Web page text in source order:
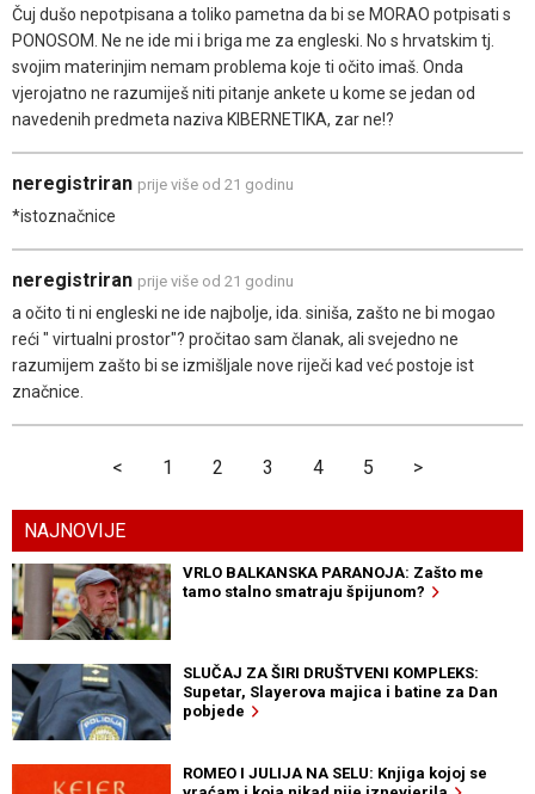
Čuj dušo nepotpisana a toliko pametna da bi se MORAO potpisati s
PONOSOM. Ne ne ide mi i briga me za engleski. No s hrvatskim tj.
svojim materinjim nemam problema koje ti očito imaš. Onda
vjerojatno ne razumiješ niti pitanje ankete u kome se jedan od
navedenih predmeta naziva KIBERNETIKA, zar ne!?
neregistriran prije više od 21 godinu
*istoznačnice
neregistriran prije više od 21 godinu
a očito ti ni engleski ne ide najbolje, ida. siniša, zašto ne bi mogao
reći " virtualni prostor"? pročitao sam članak, ali svejedno ne
razumijem zašto bi se izmišljale nove riječi kad već postoje ist
značnice.
< 1 2 3 4 5 >
NAJNOVIJE
VRLO BALKANSKA PARANOJA: Zašto me
tamo stalno smatraju špijunom?
SLUČAJ ZA ŠIRI DRUŠTVENI KOMPLEKS:
Supetar, Slayerova majica i batine za Dan
pobjede
ROMEO I JULIJA NA SELU: Knjiga kojoj se